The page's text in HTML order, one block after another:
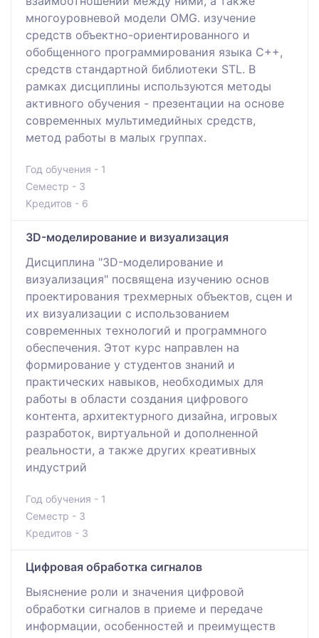
многоуровневой модели OMG. изучение
средств объектно-ориентированного и
обобщенного программирования языка С++,
средств стандартной библиотеки STL. В
рамках дисциплины используются методы
активного обучения - презентации на основе
современных мультимедийных средств,
метод работы в малых группах.
Год обучения - 1
Семестр - 3
Кредитов - 6
3D-моделирование и визуализация
Дисциплина "3D-моделирование и
визуализация" посвящена изучению основ
проектирования трехмерных объектов, сцен и
их визуализации с использованием
современных технологий и программного
обеспечения. Этот курс направлен на
формирование у студентов знаний и
практических навыков, необходимых для
работы в области создания цифрового
контента, архитектурного дизайна, игровых
разработок, виртуальной и дополненной
реальности, а также других креативных
индустрий
Год обучения - 1
Семестр - 3
Кредитов - 3
Цифровая обработка сигналов
Выяснение роли и значения цифровой
обработки сигналов в приеме и передаче
информации, особенностей и преимуществ